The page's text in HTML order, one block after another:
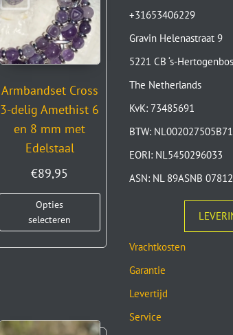
Armbandset Cross
3-delig Amethist 6
en 8 mm met
Edelstaal
€89,95
Opties
selecteren
+31653406229
Gravin Helenastraat 9
5221 CB ‘s-
The Netherlands
KvK: 73485691
BTW: NL002027505B71
EORI: NL5450296033
ASN: NL 89ASNB
Vrachtkosten
Garantie
Levertijd
Service